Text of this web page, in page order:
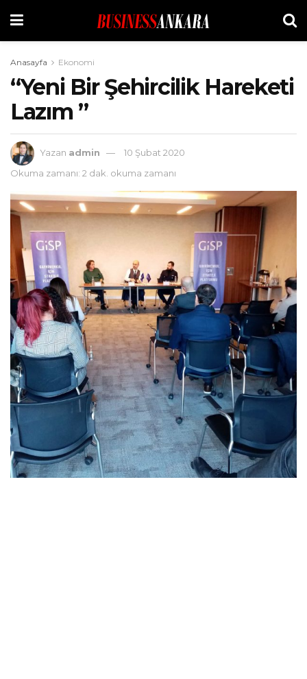
Anasayfa Ekonomi
“Yeni Bir Şehircilik Hareketi
Lazım ”
Yazan admin
10 Şubat 2020
Okuma zamanı: 2 dak. okuma zamanı